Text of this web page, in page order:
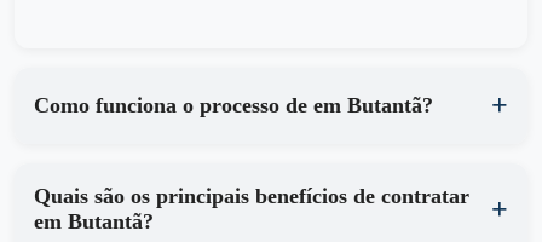
Como funciona o processo de em Butantã?
Quais são os principais benefícios de contratar
em Butantã?